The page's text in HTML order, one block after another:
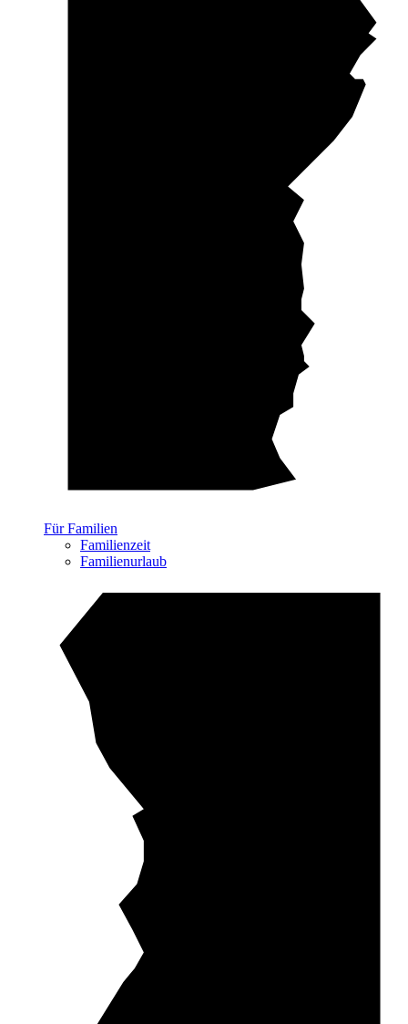
Für Familien
Familienzeit
Familienurlaub